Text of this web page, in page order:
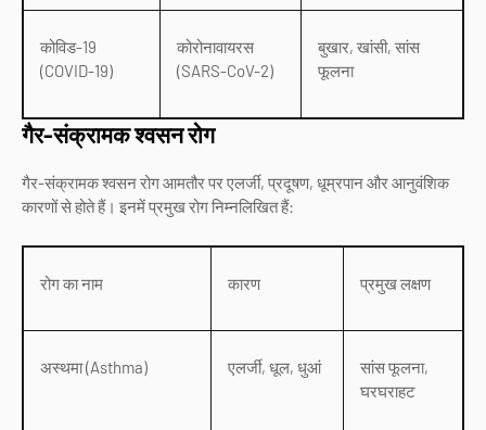
कोविड-19
(COVID-19)
कोरोनावायरस
(SARS-CoV-2)
बुखार, खांसी, सांस
फूलना
गैर-संक्रामक श्वसन रोग
गैर-संक्रामक श्वसन रोग आमतौर पर एलर्जी, प्रदूषण, धूम्रपान और आनुवंशिक
कारणों से होते हैं। इनमें प्रमुख रोग निम्नलिखित हैं:
रोग का नाम कारण प्रमुख लक्षण
अस्थमा (Asthma) एलर्जी, धूल, धुआं
सांस फूलना,
घरघराहट